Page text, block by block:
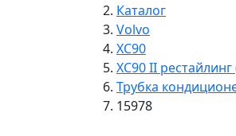
Каталог
Volvo
XC90
XC90 II
Трубка
15978